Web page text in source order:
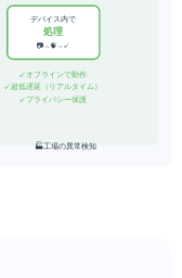
デバイス内で
AI処理
📷→🧠→✓
✓ オフラインで動作
✓ 超低遅延（リアルタイム）
✓ プライバシー保護
🏭 工場の異常検知